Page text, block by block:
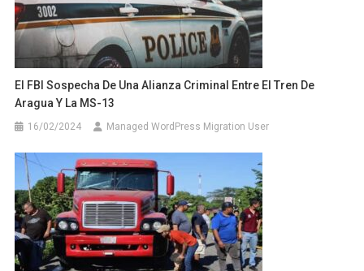
El FBI Sospecha De Una Alianza Criminal Entre El Tren De
Aragua Y La MS-13
16/02/2024 Managed WordPress Migration User